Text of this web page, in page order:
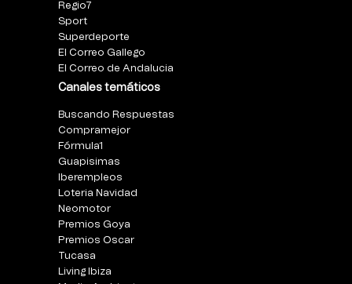
Regio7
Sport
Superdeporte
El Correo Gallego
El Correo de Andalucia
Canales temáticos
Buscando Respuestas
Compramejor
Fórmula1
Guapisimas
Iberempleos
Loteria Navidad
Neomotor
Premios Goya
Premios Oscar
Tucasa
Living Ibiza